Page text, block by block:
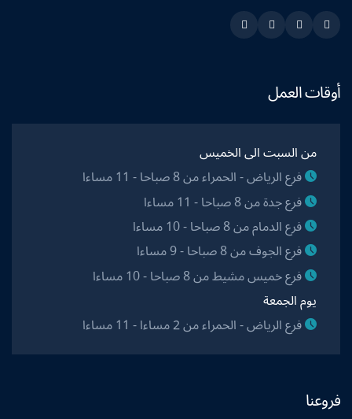
Snapchat
Twitter
Linkedin
Instagram
أوقات العمل
من السبت الى الخميس
فرع الرياض - الحمراء من 8 صباحا - 11 مساءا
فرع جدة من 8 صباحا - 11 مساءا
فرع الدمام من 8 صباحا - 10 مساءا
فرع الجوف من 8 صباحا - 9 مساءا
فرع خميس مشيط من 8 صباحا - 10 مساءا
يوم الجمعة
فرع الرياض - الحمراء من 2 مساءا - 11 مساءا
فروعنا